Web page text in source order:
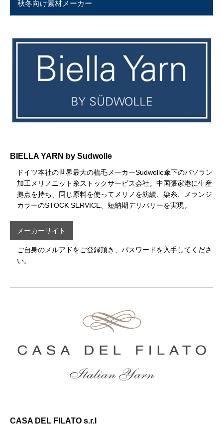
秋冬向け素材メーカー
BIELLA YARN by Sudwolle
ドイツ本社の世界最大の梳毛メーカーSudwolle傘下のバソラン
加工メリノニット糸ストックサービス会社。中国張家港に生産
拠点を持ち、同じ原料を使ってメリノを紡績、染糸、メランジ
カラーのSTOCK SERVICE、短納期デリバリーを実現。
メーカーサイト
ご自身のメルアドをご登録頂き、パスワードを入手してくださ
い。
CASA DEL FILATO s.r.l